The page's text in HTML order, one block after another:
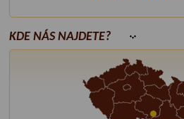
KDE NÁS NAJDETE?